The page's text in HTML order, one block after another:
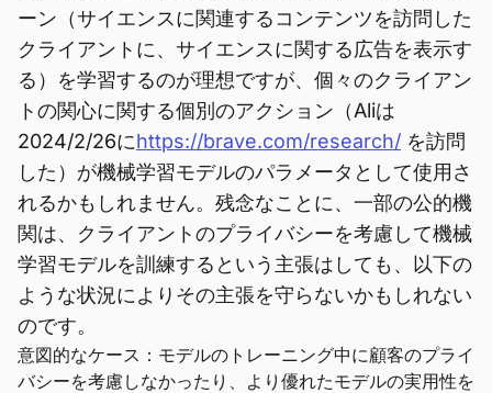
ーン（サイエンスに関連するコンテンツを訪問した
クライアントに、サイエンスに関する広告を表示す
る）を学習するのが理想ですが、個々のクライアン
トの関心に関する個別のアクション（Aliは
2024/2/26にhttps://brave.com/research/ を訪問
した）が機械学習モデルのパラメータとして使用さ
れるかもしれません。残念なことに、一部の公的機
関は、クライアントのプライバシーを考慮して機械
学習モデルを訓練するという主張はしても、以下の
ような状況によりその主張を守らないかもしれない
のです。
意図的なケース：モデルのトレーニング中に顧客のプライ
バシーを考慮しなかったり、より優れたモデルの実用性を